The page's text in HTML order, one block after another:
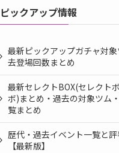
ピックアップ情報
最新ピックアップガチャ対
去登場回数まとめ
最新セレクトBOX(セレクト
ボ)まとめ・過去の対象ツム
覧まとめ
歴代・過去イベント一覧と
【最新版】